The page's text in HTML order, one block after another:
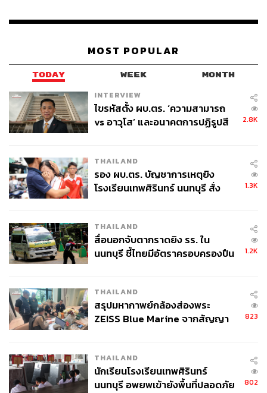
เมื่อครู่เป็นเคสที่ประทับใจ มีเคสไหนที่รู้สึกท้าท้ายที่สุด
บ้างไหม
หมอแพร:มันก็จะมียาก 2 อย่าง ยากอย่างแรกก็คือ ยากจาก
การเปลี่ยน เปลี่ยนความต้องการจากเดิมที่เขามาด้วยโจทย์ที่
ยากมาก เช่น การอยากสวยแบบโมเดลคนหนึ่งในเกาหลี
ทำได้หมอก็จะ Commit ว่าเราทำได้ แต่อะไรที่ทำไม่ได้ เราก็
ต้องยอมรับตรงๆ ว่าเราอาจจะทำได้แค่นี้ ซึ่งเขาโอเคไหม
ความต้องการในเรื่องของความสวยเนี่ยมันไม่มีขีดจำกัด สวย
ว่า จะดีขึ้นได้กี่เปอร์เซ็นต์ คำว่าเปอร์เซ็นต์เป็นสิ่งที่ตอบไม่ได้
เลย เพราะว่าเปอร์เซ็นต์คนไม่เท่ากัน
อันที่ 2 ก็คือถ้าเป็นคนไข้ที่มีความผิดปกติในการคาดหวังอยู่
แล้ว ที่เป็นกลุ่มBody Dysmorphic
กลุ่มนั้นหรือเปล่า ถ้าเป็นคนกลุ่มนี้ แปลว่าเขาจะไม่มีความ
พอใจในความสวย เราทำให้สวยแหละ คนอื่นมองว่าสวย
แหละ แต่ว่าคนไข้อาจจะบอกไม่ ไม่พอใจ ไม่สวย กลุ่มนี้หมอ
ว่าลอง Consult หลายๆ ที่ดูก่อน ก็จะปลอดภัยกับทุกๆ ฝ่าย
มากกว่า
MOST POPULAR
TODAY WEEK MONTH
INTERVIEW
ไขรหัสตั้ง ผบ.ตร. ‘ความสามารถ
vs อาวุโส’ และอนาคตการปฏิรูปสี
2.8K
THAILAND
รอง ผบ.ตร. บัญชาการเหตุยิง
โรงเรียนเทพศิรินทร์ นนทบุรี สั่ง
1.3K
THAILAND
สื่อนอกจับตากราดยิง รร. ใน
นนทบุรี ชี้ไทยมีอัตราครอบครองปืน
1.2K
THAILAND
สรุปมหากาพย์กล้องส่องพระ
ZEISS Blue Marine จากสัญญา
จ่ายหนี้-แอบระบุแบรนด์
823
THAILAND
นักเรียนโรงเรียนเทพศิรินทร์
นนทบุรี อพยพเข้ายังพื้นที่ปลอดภัย
802